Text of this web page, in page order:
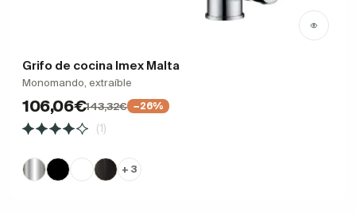
Grifo de cocina Imex Malta
Monomando, extraíble
106,06€143,32€ −26%
(1)
+ 3